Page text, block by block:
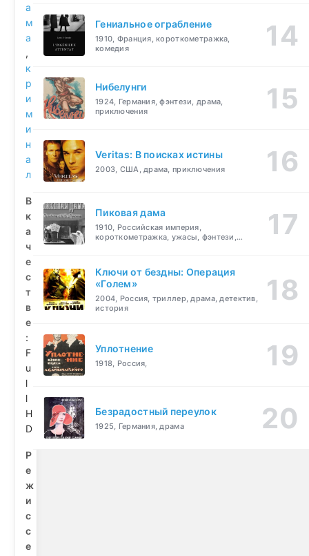
а
м
а
,
к
р
и
м
и
н
а
л
В
к
а
ч
е
с
т
в
е
:
F
u
l
l
H
D
Р
е
ж
и
с
с
е
Гениальное ограбление
1910, Франция, короткометражка,
комедия
Нибелунги
1924, Германия, фэнтези, драма,
приключения
Veritas: В поисках истины
2003, США, драма, приключения
Пиковая дама
1910, Российская империя,
короткометражка, ужасы, фэнтези,
Ключи от бездны: Операция
«Голем»
2004, Россия, триллер, драма, детектив,
история
Уплотнение
1918, Россия,
Безрадостный переулок
1925, Германия, драма